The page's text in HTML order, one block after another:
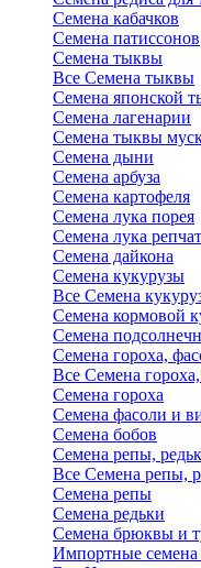
Семена кабачков
Семена патиссонов
Семена тыквы
Все Семена тыквы
Семена японской
Семена лагенарии
Семена тыквы
Семена дыни
Семена арбуза
Семена картофеля
Семена лука порея
Семена лука
Семена дайкона
Семена кукурузы
Все Семена
Семена кормовой
Семена
Семена гороха,
Все Семена
Семена гороха
Семена фасоли и
Семена бобов
Семена репы,
Все Семена репы,
Семена репы
Семена редьки
Семена брюквы и
Импортные